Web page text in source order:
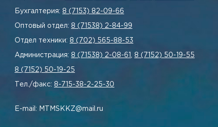
Бухгалтерия: 8 (7153) 82-09-66
Оптовый отдел: 8 (71538) 2-84-99
Отдел техники: 8 (702) 565-88-53
Администрация: 8 (71538) 2-08-61 8 (7152) 50-19-55
8 (7152) 50-19-25
Тел./факс: 8-715-38-2-25-30
E-mail: MTMSKKZ@mail.ru